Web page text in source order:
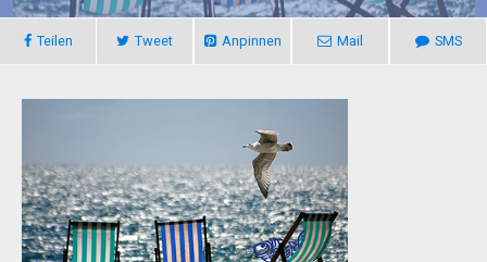
Teilen Tweet Anpinnen Mail SMS